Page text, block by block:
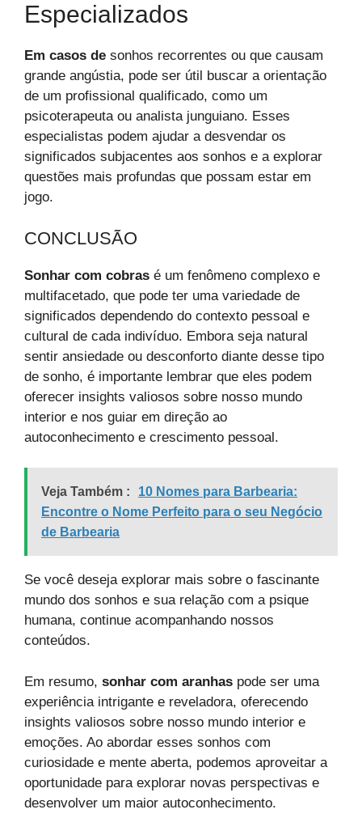
Especializados
Em casos de sonhos recorrentes ou que causam
grande angústia, pode ser útil buscar a orientação
de um profissional qualificado, como um
psicoterapeuta ou analista junguiano. Esses
especialistas podem ajudar a desvendar os
significados subjacentes aos sonhos e a explorar
questões mais profundas que possam estar em
jogo.
CONCLUSÃO
Sonhar com cobras é um fenômeno complexo e
multifacetado, que pode ter uma variedade de
significados dependendo do contexto pessoal e
cultural de cada indivíduo. Embora seja natural
sentir ansiedade ou desconforto diante desse tipo
de sonho, é importante lembrar que eles podem
oferecer insights valiosos sobre nosso mundo
interior e nos guiar em direção ao
autoconhecimento e crescimento pessoal.
Veja Também :
10 Nomes para Barbearia:
Encontre o Nome Perfeito para o seu Negócio
de Barbearia
Se você deseja explorar mais sobre o fascinante
mundo dos sonhos e sua relação com a psique
humana, continue acompanhando nossos
conteúdos.
Em resumo, sonhar com aranhas pode ser uma
experiência intrigante e reveladora, oferecendo
insights valiosos sobre nosso mundo interior e
emoções. Ao abordar esses sonhos com
curiosidade e mente aberta, podemos aproveitar a
oportunidade para explorar novas perspectivas e
desenvolver um maior autoconhecimento.